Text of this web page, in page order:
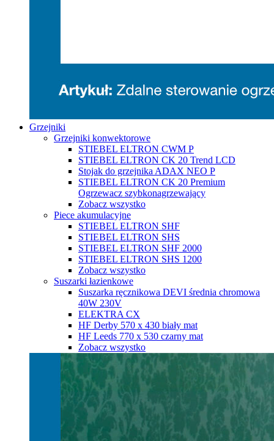
Grzejniki
Grzejniki konwektorowe
STIEBEL ELTRON CWM P
STIEBEL ELTRON CK 20 Trend LCD
Stojak do grzejnika ADAX NEO P
STIEBEL ELTRON CK 20 Premium
Ogrzewacz szybkonagrzewający
Zobacz wszystko
Piece akumulacyjne
STIEBEL ELTRON SHF
STIEBEL ELTRON SHS
STIEBEL ELTRON SHF 2000
STIEBEL ELTRON SHS 1200
Zobacz wszystko
Suszarki łazienkowe
Suszarka ręcznikowa DEVI średnia chromowa
40W 230V
ELEKTRA CX
HF Derby 570 х 430 biały mat
HF Leeds 770 х 530 czarny mat
Zobacz wszystko